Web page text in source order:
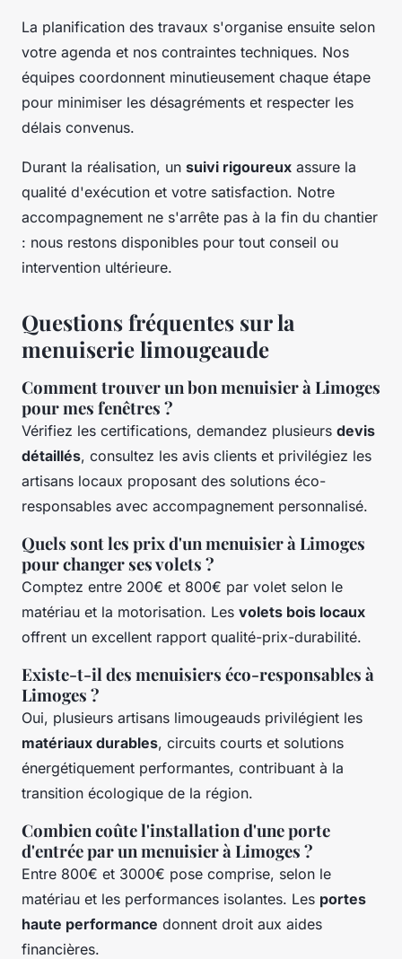
La planification des travaux s'organise ensuite selon
votre agenda et nos contraintes techniques. Nos
équipes coordonnent minutieusement chaque étape
pour minimiser les désagréments et respecter les
délais convenus.
Durant la réalisation, un suivi rigoureux assure la
qualité d'exécution et votre satisfaction. Notre
accompagnement ne s'arrête pas à la fin du chantier
: nous restons disponibles pour tout conseil ou
intervention ultérieure.
Questions fréquentes sur la
menuiserie limougeaude
Comment trouver un bon menuisier à Limoges
pour mes fenêtres ?
Vérifiez les certifications, demandez plusieurs devis
détaillés, consultez les avis clients et privilégiez les
artisans locaux proposant des solutions éco-
responsables avec accompagnement personnalisé.
Quels sont les prix d'un menuisier à Limoges
pour changer ses volets ?
Comptez entre 200€ et 800€ par volet selon le
matériau et la motorisation. Les volets bois locaux
offrent un excellent rapport qualité-prix-durabilité.
Existe-t-il des menuisiers éco-responsables à
Limoges ?
Oui, plusieurs artisans limougeauds privilégient les
matériaux durables, circuits courts et solutions
énergétiquement performantes, contribuant à la
transition écologique de la région.
Combien coûte l'installation d'une porte
d'entrée par un menuisier à Limoges ?
Entre 800€ et 3000€ pose comprise, selon le
matériau et les performances isolantes. Les portes
haute performance donnent droit aux aides
financières.